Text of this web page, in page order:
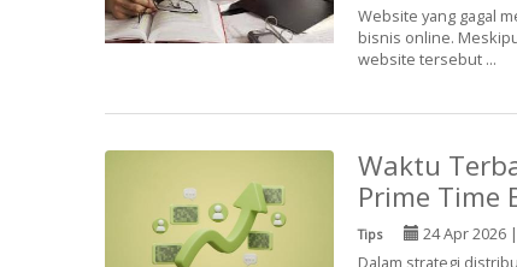
Website yang gagal
bisnis online.
website tersebut ...
Waktu
Prime Time
Tips 24 Apr 2026
Dalam strategi